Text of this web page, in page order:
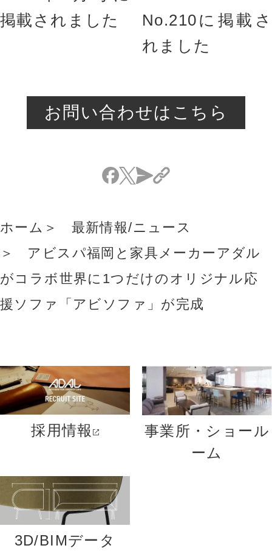
掲載されました
No.210に掲載さ
れました
お問い合わせはこちら
ホーム
最新情報/ニュース
アビスパ福岡と家具メーカーアダル
がコラボ世界に1つだけのオリジナル応
援ソファ「アビソファ」が完成
採用情報
事業所・ショール
ーム
3D/BIMデータ